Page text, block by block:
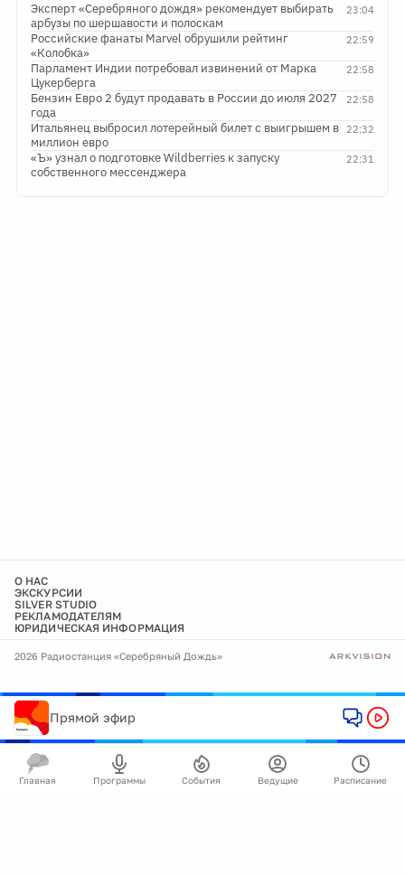
23:04
Эксперт «Серебряного дождя» рекомендует выбирать
арбузы по шершавости и полоскам
22:59
Российские фанаты Marvel обрушили рейтинг
«Колобка»
22:58
Парламент Индии потребовал извинений от Марка
Цукерберга
22:58
Бензин Евро 2 будут продавать в России до июля 2027
года
22:32
Итальянец выбросил лотерейный билет с выигрышем в
миллион евро
22:31
«Ъ» узнал о подготовке Wildberries к запуску
собственного мессенджера
О НАС
ЭКСКУРСИИ
SILVER STUDIO
РЕКЛАМОДАТЕЛЯМ
ЮРИДИЧЕСКАЯ ИНФОРМАЦИЯ
2026 Радиостанция «Серебряный Дождь»
Прямой эфир
Главная Программы События Ведущие Расписание